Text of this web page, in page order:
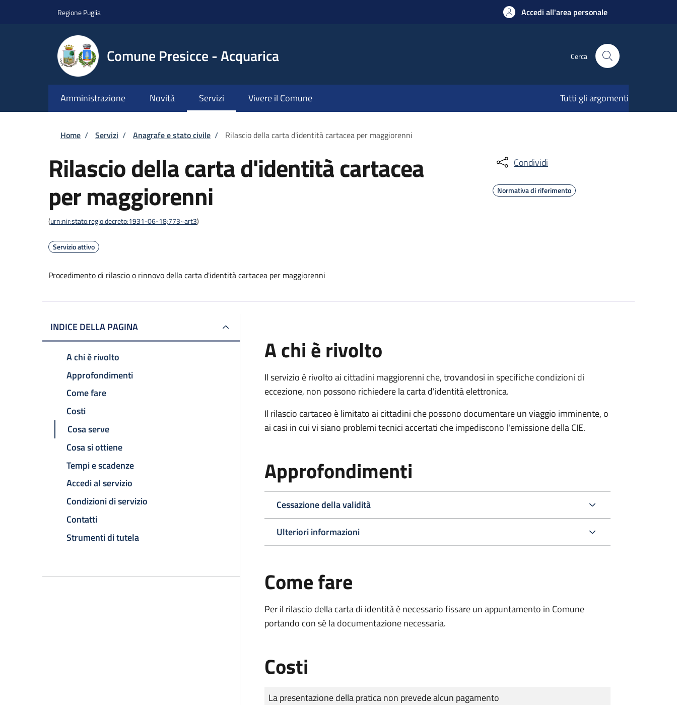
Regione Puglia Accedi all'area personale
Comune Presicce - Acquarica Cerca
Amministrazione Novità Servizi Vivere il Comune Tutti gli argomenti
Briciole di pane
Home / Servizi / Anagrafe e stato civile / Rilascio della carta d'identità cartacea per maggiorenni
Rilascio della carta d'identità cartacea
per maggiorenni
(urn:nir:stato:regio.decreto:1931-06-18;773~art3)
Servizio attivo
Procedimento di rilascio o rinnovo della carta d'identità cartacea per maggiorenni
Condividi
Normativa di riferimento
INDICE DELLA PAGINA
A chi è rivolto
Approfondimenti
Come fare
Costi
Cosa serve
Cosa si ottiene
Tempi e scadenze
Accedi al servizio
Condizioni di servizio
Contatti
Strumenti di tutela
A chi è rivolto
Il servizio è rivolto ai cittadini maggiorenni che, trovandosi in specifiche condizioni di
eccezione, non possono richiedere la carta d'identità elettronica.
Il rilascio cartaceo è limitato ai cittadini che possono documentare un viaggio imminente, o
ai casi in cui vi siano problemi tecnici accertati che impediscono l'emissione della CIE.
Approfondimenti
Cessazione della validità
Ulteriori informazioni
Come fare
Per il rilascio della carta di identità è necessario fissare un appuntamento in Comune
portando con sé la documentazione necessaria.
Costi
Tipo di pagamento
Importo
La presentazione della pratica non prevede alcun pagamento